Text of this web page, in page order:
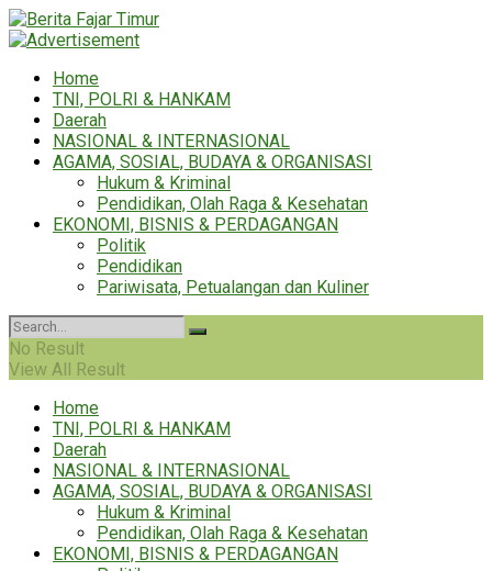
Home
TNI, POLRI & HANKAM
Daerah
NASIONAL & INTERNASIONAL
AGAMA, SOSIAL, BUDAYA & ORGANISASI
Hukum & Kriminal
Pendidikan, Olah Raga & Kesehatan
EKONOMI, BISNIS & PERDAGANGAN
Politik
Pendidikan
Pariwisata, Petualangan dan Kuliner
No Result
View All Result
Home
TNI, POLRI & HANKAM
Daerah
NASIONAL & INTERNASIONAL
AGAMA, SOSIAL, BUDAYA & ORGANISASI
Hukum & Kriminal
Pendidikan, Olah Raga & Kesehatan
EKONOMI, BISNIS & PERDAGANGAN